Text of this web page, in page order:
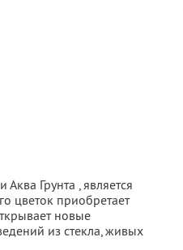
Грунта , является
цветок приобретает
новые
из стекла, живых